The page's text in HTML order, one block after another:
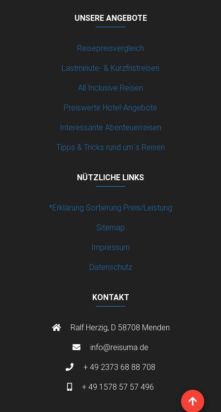
UNSERE ANGEBOTE
Reisepreisvergleich
Lastminute- & Kurzfristreisen
All Inclusive Reisen
Preiswerte Hotel-Angebote
Interessante Abenteuerreisen
Tipps & Tricks rund um´s Reisen
NÜTZLICHE LINKS
*Erklärung Sortierung Preis/Leistung
Sitemap
Impressum
Datenschutz
KONTAKT
Ralf Herzig, D 58708 Menden
info@reisuma.de
+ 49 2373 68 88 708
+ 49 1578 57 57 496